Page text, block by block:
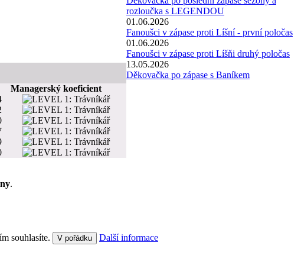
rozloučka s LEGENDOU
01.06.2026
Fanoušci v zápase proti Líšní - první poločas
01.06.2026
Fanoušci v zápase proti Líšňi druhý poločas
13.05.2026
Děkovačka po zápase s Baníkem
Managerský koeficient
.
souhlasíte.
V pořádku Další informace